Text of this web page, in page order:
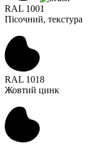
RAL 1001
Пісочний, текстура
RAL 1018
Жовтий цинк